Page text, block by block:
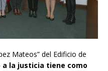
Mateos” del Edificio de
a la justicia tiene como